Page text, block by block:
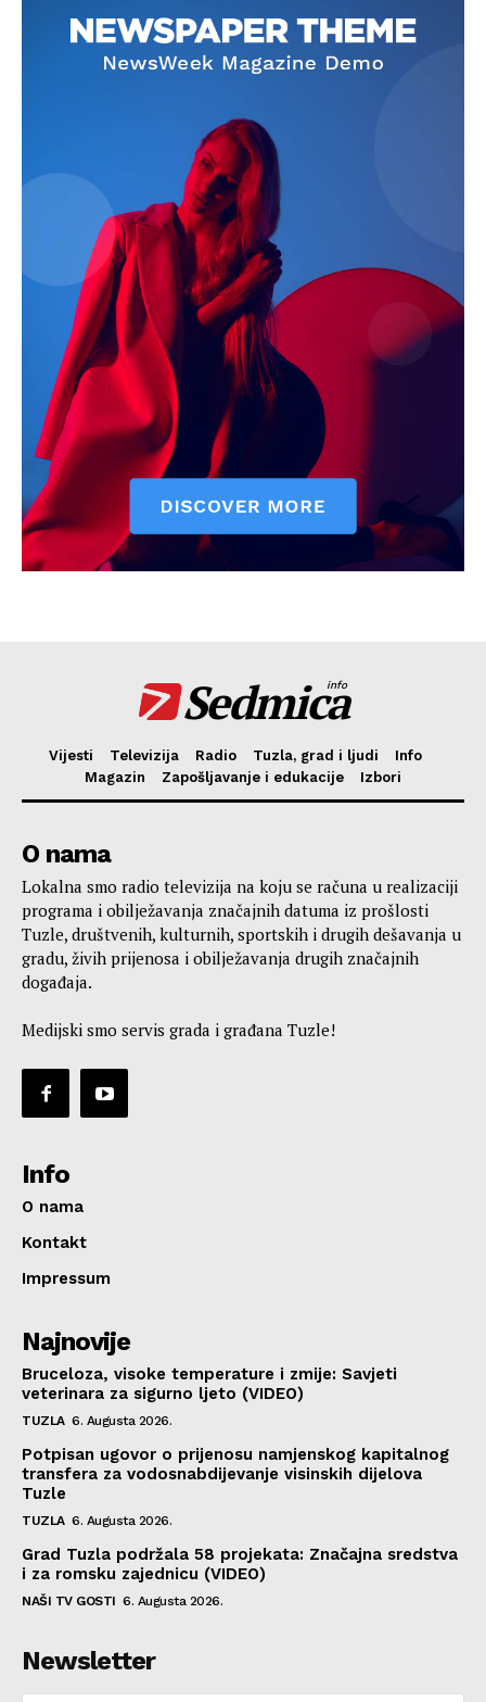
Sedmica
info
Vijesti Televizija Radio Tuzla, grad i ljudi
Info
Magazin
Zapošljavanje i edukacije Izbori
O nama
Lokalna smo radio televizija na koju se računa u realizaciji
programa i obilježavanja značajnih datuma iz prošlosti
Tuzle, društvenih, kulturnih, sportskih i drugih dešavanja u
gradu, živih prijenosa i obilježavanja drugih značajnih
događaja.
Medijski smo servis grada i građana Tuzle!
Info
O nama
Kontakt
Impressum
Najnovije
Bruceloza, visoke temperature i zmije: Savjeti
veterinara za sigurno ljeto (VIDEO)
TUZLA 6. Augusta 2026.
Potpisan ugovor o prijenosu namjenskog kapitalnog
transfera za vodosnabdijevanje visinskih dijelova
Tuzle
TUZLA 6. Augusta 2026.
Grad Tuzla podržala 58 projekata: Značajna sredstva
i za romsku zajednicu (VIDEO)
NAŠI TV GOSTI 6. Augusta 2026.
Newsletter